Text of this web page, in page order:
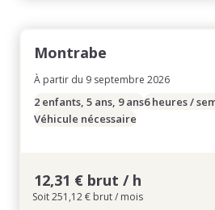
Montrabe
À partir du 9 septembre 2026
2 enfants, 5 ans, 9 ans6 heures /
Véhicule nécessaire
12,31 € brut / h
Soit 251,12 € brut / mois